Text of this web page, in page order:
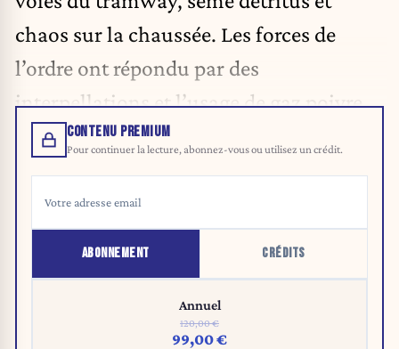
chaos sur la chaussée. Les forces de
l’ordre ont répondu par des
interpellations et l’usage de gaz poivre.
CONTENU PREMIUM
Pour continuer la lecture, abonnez-vous ou utilisez un crédit.
ABONNEMENT CRÉDITS
Annuel
120,00 €
99,00 €